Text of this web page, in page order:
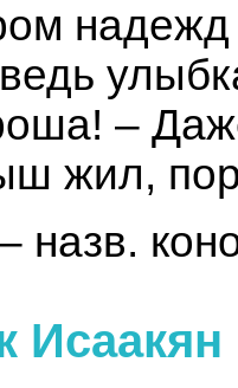
надежд
–
жил,
назв.
Исаакян